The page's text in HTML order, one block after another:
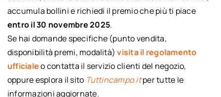
accumula bollini e richiedi il premio che più ti piace
entro il 30 novembre 2025.
Se hai domande specifiche (punto vendita,
disponibilità premi, modalità)visita il regolamento
ufficialeo contatta il servizio clienti del negozio,
oppure esplora il sito Tuttincampo.itper tutte le
informazioni aggiornate.